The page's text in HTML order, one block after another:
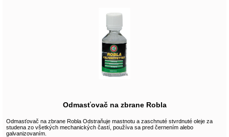
Odmasťovač na zbrane Robla
Odmasťovač na zbrane Robla Odstraňuje mastnotu a zaschnuté stvrdnuté oleje za
studena zo všetkých mechanických častí, používa sa pred černením alebo
galvanizovaním.